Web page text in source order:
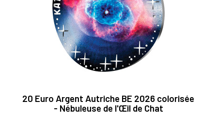
20 Euro Argent Autriche BE 2026 colorisée
- Nébuleuse de l'Œil de Chat